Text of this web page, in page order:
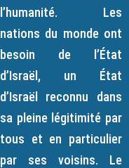
l’humanité. Les
nations du monde ont
besoin de l’État
d’Israël, un État
d’Israël reconnu dans
sa pleine légitimité par
tous et en particulier
par ses voisins. Le